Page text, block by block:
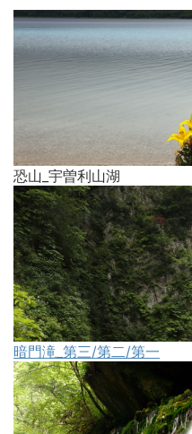
恐山_宇曽利山湖
暗門滝_第三/第二/第一